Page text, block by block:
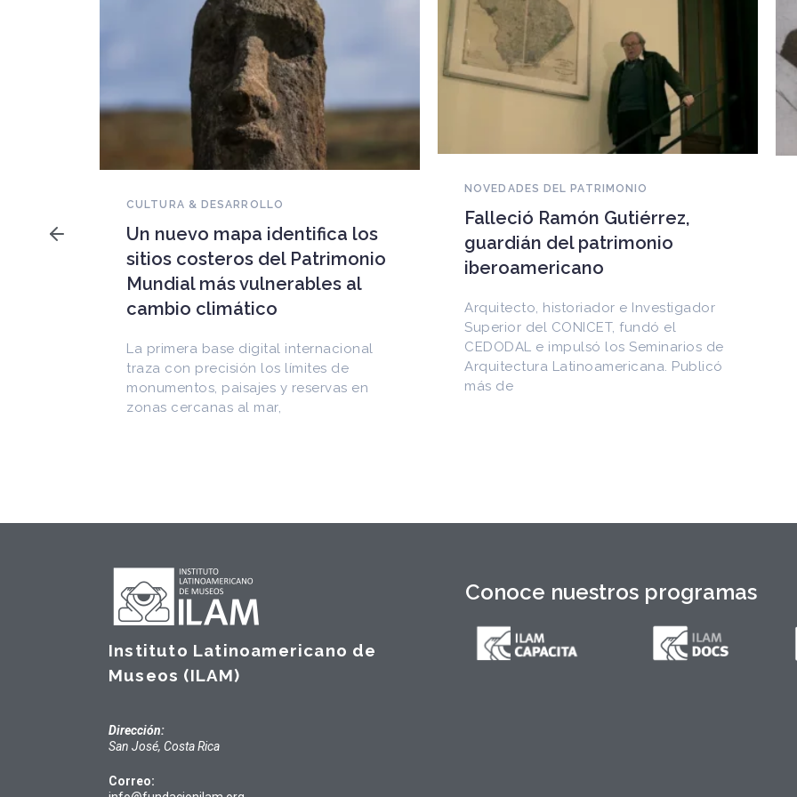
guardián del patrimonio
iberoamericano
Arquitecto, historiador e Investigador
CEDODAL e impulsó los Seminarios de
Arquitectura Latinoamericana. Publicó
más de
NOVEDADES DEL PATRIMONIO
EEUU devuelve a Cuba
documentos históricos
sustraídos del Archivo
en internet
Entre los materiales recuperados
figuran la Constitución de la Yaya de
Conoce nuestros programas
Instituto Latinoamericano de
Museos (ILAM)
Dirección:
San José, Costa Rica
Correo: